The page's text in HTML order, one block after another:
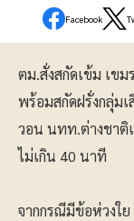
Facebook
ตม.สั่งสกัดเข้ม เขม
พร้อมสกัดฝรั่งกลุ่มเ
วอน นทท.ต่างชาติ
ไม่เกิน 40 นาที
จากกรณีมีข้อห่วงใ